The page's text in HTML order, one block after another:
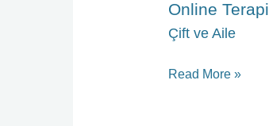
Online Terapi
Çift ve Aile
Online
Terapi
Read More »